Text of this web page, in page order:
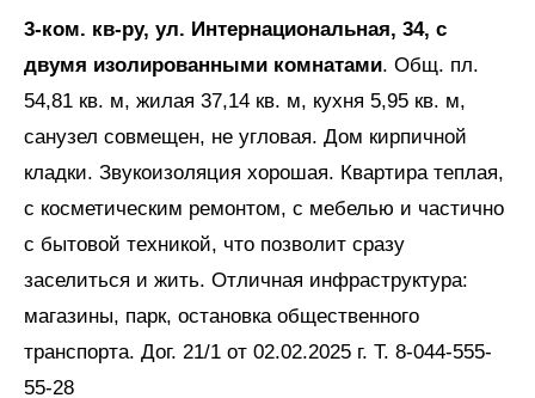
3-ком. кв-ру, ул. Интернациональная, 34, с
двумя изолированными комнатами. Общ. пл.
54,81 кв. м, жилая 37,14 кв. м, кухня 5,95 кв. м,
санузел совмещен, не угловая. Дом кирпичной
кладки. Звукоизоляция хорошая. Квартира теплая,
с косметическим ремонтом, с мебелью и частично
с бытовой техникой, что позволит сразу
заселиться и жить. Отличная инфраструктура:
магазины, парк, остановка общественного
транспорта. Дог. 21/1 от 02.02.2025 г. Т. 8-044-555-
55-28